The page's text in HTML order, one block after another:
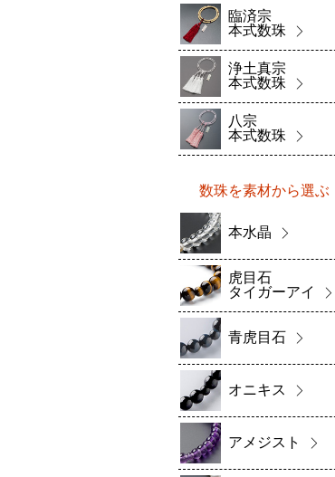
臨済宗
本式数珠
浄土真宗
本式数珠
八宗
本式数珠
数珠を素材から選ぶ
本水晶
虎目石
タイガーアイ
青虎目石
オニキス
アメジスト